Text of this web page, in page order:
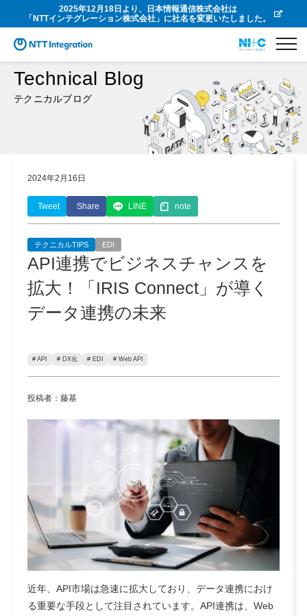
2025年12月18日より、日本情報通信株式会社は
「NTTインテグレーション株式会社」に社名を変更いたしました。
Technical Blog
テクニカルブログ
2024年2月16日
Tweet Share LINE note
テクニカルTIPS EDI
API連携でビジネスチャンスを
拡大！「IRIS Connect」が導く
データ連携の未来
# API # DX化 # EDI # Web API
投稿者：藤基
近年、API市場は急速に拡大しており、データ連携におけ
る重要な手段として注目されています。API連携は、Web